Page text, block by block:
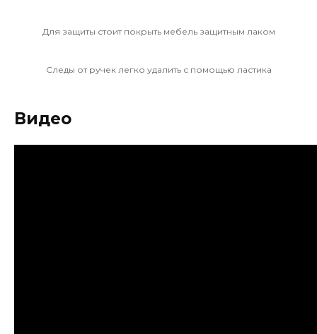
Для защиты стоит покрыть мебель защитным лаком
Следы от ручек легко удалить с помощью ластика
Видео